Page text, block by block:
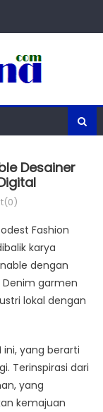
Desainer
Fashion
karya
dengan
garmen
lokal dengan
ini, yang berarti
Terinspirasi dari
yang
kemajuan